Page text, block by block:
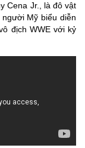
Cena Jr., là đô vật
Mỹ biểu diễn
địch WWE với kỷ